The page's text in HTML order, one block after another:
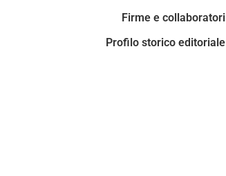
Firme e collaboratori
Profilo storico editoriale